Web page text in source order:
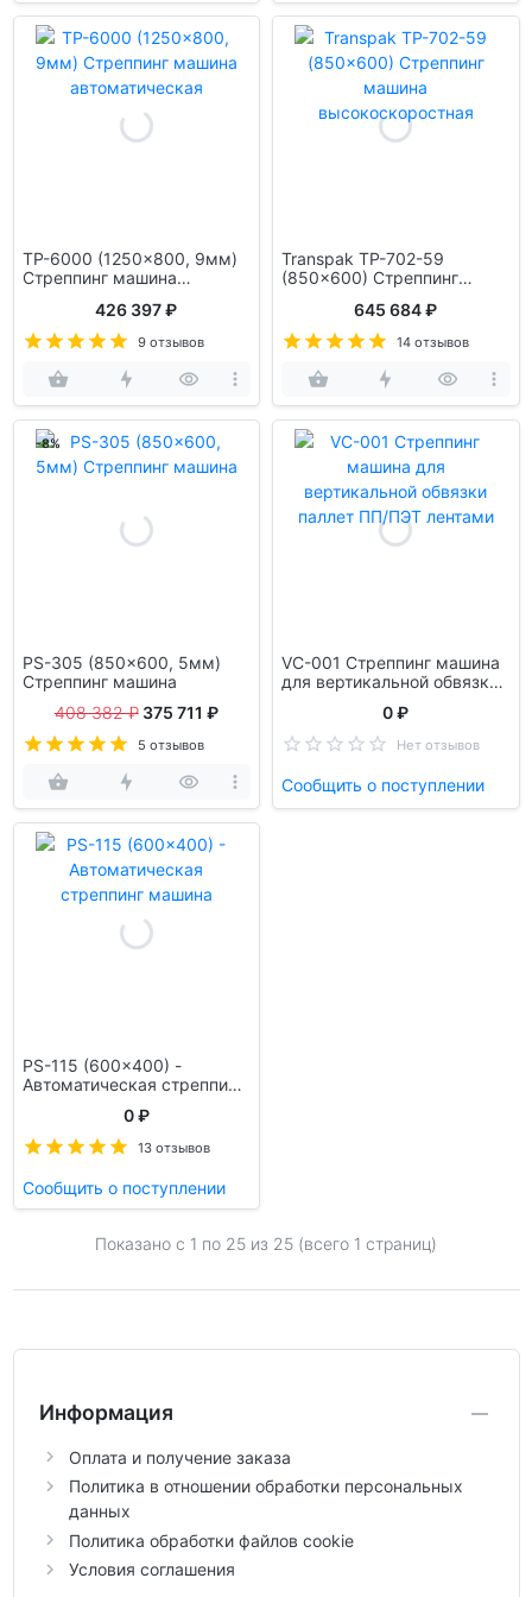
TP-6000 (1250x800, 9мм)
Стреппинг машина
426 397 ₽
9 отзывов
Transpak TP-702-59
(850x600) Стреппинг
645 684 ₽
14 отзывов
-8%
PS-305 (850x600, 5мм)
Стреппинг машина
408 382 ₽ 375 711 ₽
5 отзывов
VC-001 Стреппинг машина
для вертикальной обвязки
0 ₽
Нет отзывов
Сообщить о поступлении
PS-115 (600x400) -
Автоматическая стреппинг
0 ₽
13 отзывов
Сообщить о поступлении
Показано с 1 по 25 из 25 (всего 1 страниц)
Информация
Оплата и получение заказа
Политика в отношении обработки персональных
данных
Политика обработки файлов cookie
Условия соглашения